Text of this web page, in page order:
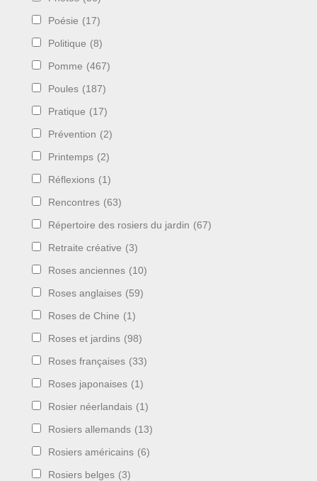
Poésie (17)
Politique (8)
Pomme (467)
Poules (187)
Pratique (17)
Prévention (2)
Printemps (2)
Réflexions (1)
Rencontres (63)
Répertoire des rosiers du jardin (67)
Retraite créative (3)
Roses anciennes (10)
Roses anglaises (59)
Roses de Chine (1)
Roses et jardins (98)
Roses françaises (33)
Roses japonaises (1)
Rosier néerlandais (1)
Rosiers allemands (13)
Rosiers américains (6)
Rosiers belges (3)